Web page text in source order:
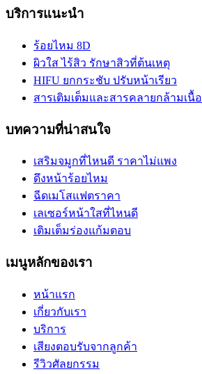
บริการแนะนำ
ร้อยไหม 8D
ผิวใส ไร้สิว รักษาสิวที่ต้นเหตุ
HIFU ยกกระชับ ปรับหน้าเรียว
สารเติมเต็มและสารคลายกล้ามเนื้อ
บทความที่น่าสนใจ
เสริมจมูกที่ไหนดี ราคาไม่แพง
ดึงหน้าร้อยไหม
ฉีดเมโสแฟตราคา
เลเซอร์หน้าใสที่ไหนดี
เติมเต็มร่องแก้มตอบ
เมนูหลักของเรา
หน้าแรก
เกี่ยวกับเรา
บริการ
เสียงตอบรับจากลูกค้า
รีวิวศัลยกรรม